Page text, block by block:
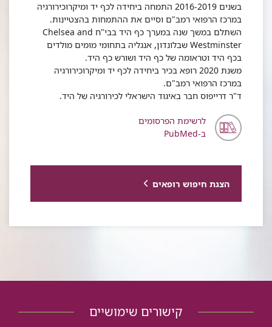
בשנים 2016-2019 התמחה ביחידה לכף יד ומיקרוכירורגיה
במרכז הרפואי רמב"ם וסיים את ההתמחות בהצטיינות.
השתלם במשך שנה במערך כף היד בבי"ח Chelsea and
Westminster שבלונדון, אנגליה בתחומי מומים מולדים
בכף היד וטראומה של כף היד ושורש כף היד.
משנת 2020 רופא בכיר ביחידה לכף יד ומיקרוכירורגיה
במרכז הרפואי רמב"ם.
ד"ר דרייפוס חבר באיגוד הישראלי לכירורגיה של היד.
לרשימת הפרסומים
ב-PubMed
הצגת חיפוש רופאים
קישורים שימושיים